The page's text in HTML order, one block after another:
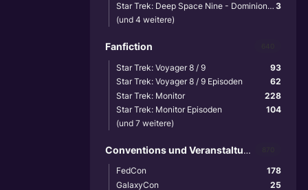
3
Star Trek: Deep Space Nine - Dominion Wars (2001)
(und 4 weitere)
Fanfiction
93
Star Trek: Voyager 8 / 9
62
Star Trek: Voyager 8 / 9 Episoden
228
Star Trek: Monitor
104
Star Trek: Monitor Episoden
(und 7 weitere)
Conventions und Veranstaltungen
178
FedCon
25
GalaxyCon